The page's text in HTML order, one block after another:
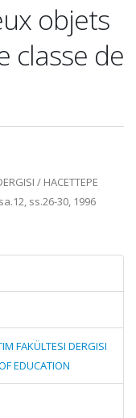
objets
classe de
/ HACETTEPE
sa.12, ss.26-30, 1996
FAKÜLTESI DERGISI
EDUCATION